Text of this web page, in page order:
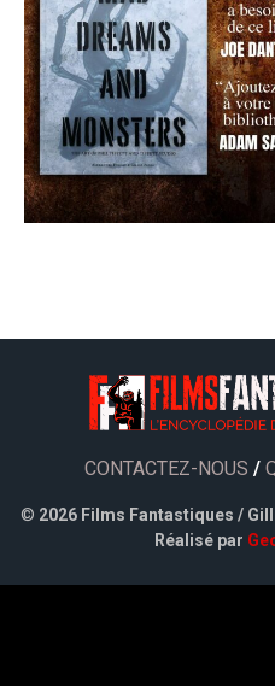
CONTACTEZ-NOUS /
© 2026 Films Fantastiques /
Réalisé par